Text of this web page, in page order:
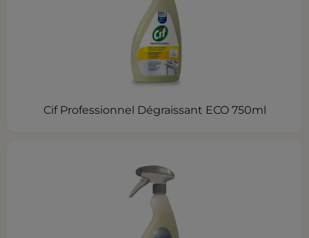
Cif Professionnel Dégraissant ECO 750ml